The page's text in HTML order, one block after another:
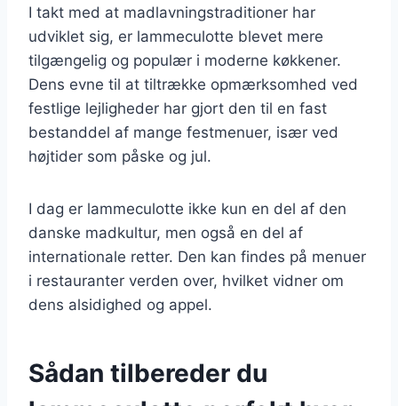
I takt med at madlavningstraditioner har
udviklet sig, er lammeculotte blevet mere
tilgængelig og populær i moderne køkkener.
Dens evne til at tiltrække opmærksomhed ved
festlige lejligheder har gjort den til en fast
bestanddel af mange festmenuer, især ved
højtider som påske og jul.
I dag er lammeculotte ikke kun en del af den
danske madkultur, men også en del af
internationale retter. Den kan findes på menuer
i restauranter verden over, hvilket vidner om
dens alsidighed og appel.
Sådan tilbereder du